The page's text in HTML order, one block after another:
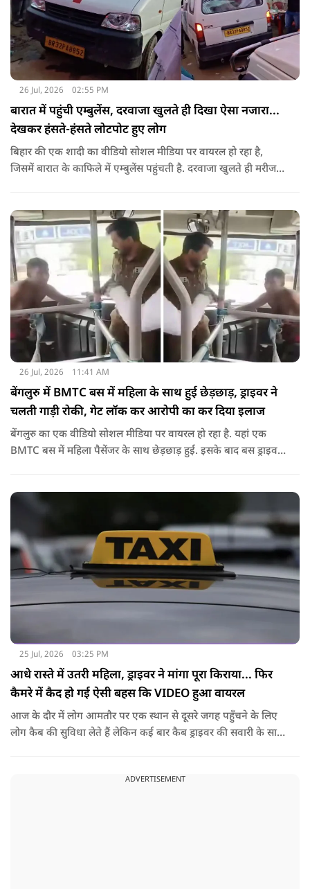
26 Jul, 2026 02:55 PM
बारात में पहुंची एम्बुलेंस, दरवाजा खुलते ही दिखा ऐसा नजारा...
देखकर हंसते-हंसते लोटपोट हुए लोग
बिहार की एक शादी का वीडियो सोशल मीडिया पर वायरल हो रहा है,
जिसमें बारात के काफिले में एम्बुलेंस पहुंचती है. दरवाजा खुलते ही मरीज
26 Jul, 2026 11:41 AM
बेंगलुरु में BMTC बस में महिला के साथ हुई छेड़छाड़, ड्राइवर ने
चलती गाड़ी रोकी, गेट लॉक कर आरोपी का कर दिया इलाज
बेंगलुरु का एक वीडियो सोशल मीडिया पर वायरल हो रहा है. यहां एक
BMTC बस में महिला पैसेंजर के साथ छेड़छाड़ हुई. इसके बाद बस ड्राइवर
25 Jul, 2026 03:25 PM
आधे रास्ते में उतरी महिला, ड्राइवर ने मांगा पूरा किराया... फिर
कैमरे में कैद हो गई ऐसी बहस कि VIDEO हुआ वायरल
आज के दौर में लोग आमतौर पर एक स्थान से दूसरे जगह पहुँचने के लिए
लोग कैब की सुविधा लेते हैं लेकिन कई बार कैब ड्राइवर की सवारी के साथ
रास्ते में किसी वजह से उसने अपना प्लान बदल दिया और ड्राइवर से गाड़ी
ADVERTISEMENT